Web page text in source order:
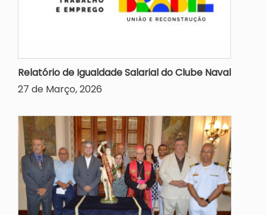
Relatório de Igualdade Salarial do Clube Naval
27 de Março, 2026